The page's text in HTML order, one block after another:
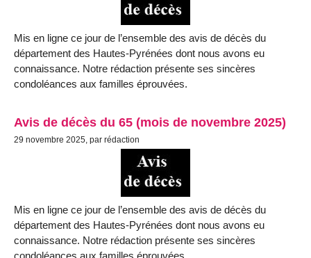
Mis en ligne ce jour de l’ensemble des avis de décès du
département des Hautes-Pyrénées dont nous avons eu
connaissance. Notre rédaction présente ses sincères
condoléances aux familles éprouvées.
Avis de décès du 65 (mois de novembre 2025)
29 novembre 2025, par rédaction
Mis en ligne ce jour de l’ensemble des avis de décès du
département des Hautes-Pyrénées dont nous avons eu
connaissance. Notre rédaction présente ses sincères
condoléances aux familles éprouvées.